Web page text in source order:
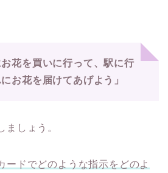
お花を買いに行って、駅に行
お花を届けてあげよう」
ましょう。
ードでどのような指示をどのよ